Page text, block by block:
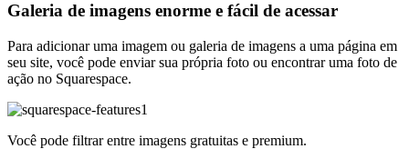
Galeria de imagens enorme e fácil de acessar
Para adicionar uma imagem ou galeria de imagens a uma página em
seu site, você pode enviar sua própria foto ou encontrar uma foto de
ação no Squarespace.
Você pode filtrar entre imagens gratuitas e premium.